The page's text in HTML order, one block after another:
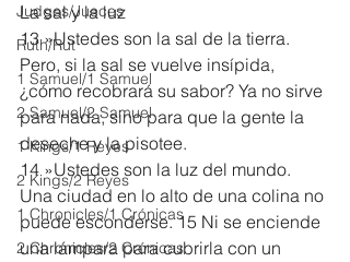
Judges/Jueces
Ruth/Rut
1 Samuel/1 Samuel
2 Samuel/2 Samuel
1 Kings/1 Reyes
2 Kings/2 Reyes
1 Chronicles/1 Crónicas
2 Chronicles/2 Crónicas
La sal y la luz
13 »Ustedes son la sal de la tierra.
Pero, si la sal se vuelve insípida,
¿cómo recobrará su sabor? Ya no sirve
para nada, sino para que la gente la
deseche y la pisotee.
14 »Ustedes son la luz del mundo.
Una ciudad en lo alto de una colina no
puede esconderse. 15 Ni se enciende
una lámpara para cubrirla con un